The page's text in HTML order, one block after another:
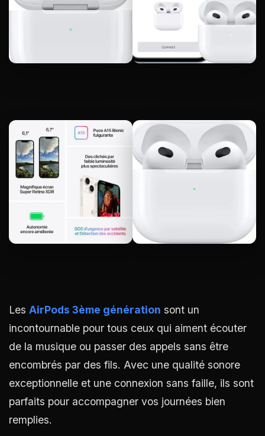
Les AirPods 3ème génération sont un
incontournable pour tous ceux qui aiment écouter
de la musique ou passer des appels sans être
encombrés par des fils. Avec une qualité sonore
exceptionnelle et une connexion sans faille, ils sont
parfaits pour accompagner vos journées bien
remplies.